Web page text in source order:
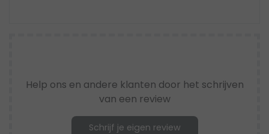
Help ons en andere klanten door het schrijven
van een review
Schrijf je eigen review